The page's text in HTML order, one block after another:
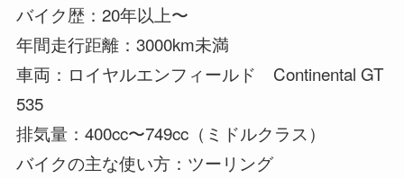
バイク歴：20年以上〜
年間走行距離：3000km未満
車両：ロイヤルエンフィールド Continental GT
535
排気量：400cc〜749cc（ミドルクラス）
バイクの主な使い方：ツーリング